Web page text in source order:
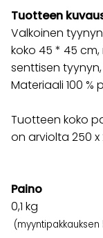
Tuotteen
Valkoinen
koko 45 * 45
senttisen
Materiaali 100 %
Tuotteen koko
on arviolta 250 x
Paino
0,1 kg
(myyntipakkauksen